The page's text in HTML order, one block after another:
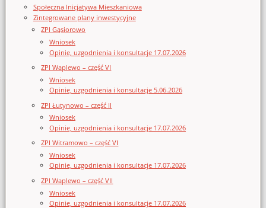
Społeczna Inicjatywa Mieszkaniowa
Zintegrowane plany inwestycyjne
ZPI Gąsiorowo
Wniosek
Opinie, uzgodnienia i konsultacje 17.07.2026
ZPI Waplewo – część VI
Wniosek
Opinie, uzgodnienia i konsultacje 5.06.2026
ZPI Łutynowo – część II
Wniosek
Opinie, uzgodnienia i konsultacje 17.07.2026
ZPI Witramowo – część VI
Wniosek
Opinie, uzgodnienia i konsultacje 17.07.2026
ZPI Waplewo – część VII
Wniosek
Opinie, uzgodnienia i konsultacje 17.07.2026